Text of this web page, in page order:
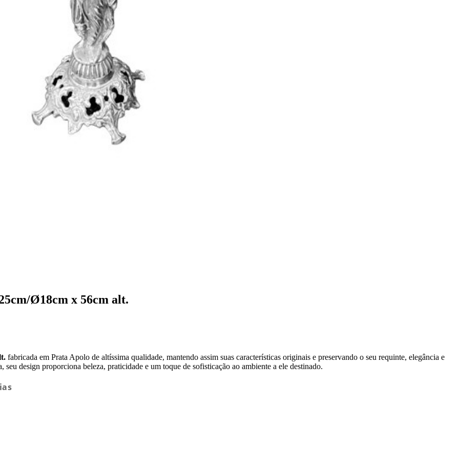
Ø18cm x 56cm alt.
fabricada em Prata Apolo de altíssima qualidade, mantendo assim suas características originais e preservando o seu requinte, elegância e
design proporciona beleza, praticidade e um toque de sofisticação ao ambiente a ele destinado.